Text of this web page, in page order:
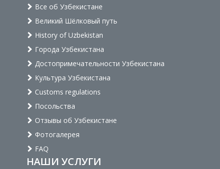
Все об Узбекистане
Великий Шёлковый путь
History of Uzbekistan
Города Узбекистана
Достопримечательности Узбекистана
Культура Узбекистана
Customs regulations
Посольства
Отзывы об Узбекистане
Фотогалерея
FAQ
НАШИ УСЛУГИ